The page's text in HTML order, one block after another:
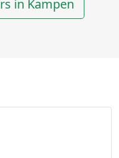
in Kampen